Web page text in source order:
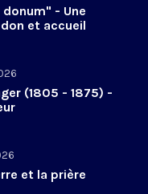
- Une
et accueil
(1805 - 1875) -
et la prière